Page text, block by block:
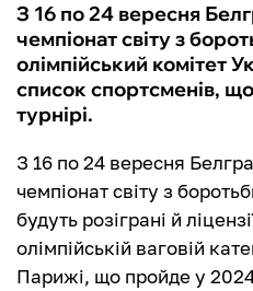
З 16 по 24 вересня
чемпіонат світу з
олімпійський комітет
список спортсменів,
турнірі.
З 16 по 24 вересня
чемпіонат світу з
будуть розіграні й
олімпійській ваговій
Парижі, що пройде у